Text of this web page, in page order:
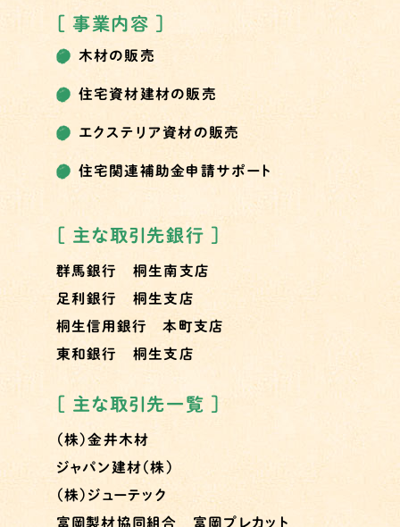
［ 事業内容 ］
木材の販売
住宅資材建材の販売
エクステリア資材の販売
住宅関連補助金申請サポート
［ 主な取引先銀行 ］
群馬銀行 桐生南支店
足利銀行 桐生支店
桐生信用銀行 本町支店
東和銀行 桐生支店
［ 主な取引先一覧 ］
（株）金井木材
ジャパン建材（株）
（株）ジューテック
富岡製材協同組合 富岡プレカット